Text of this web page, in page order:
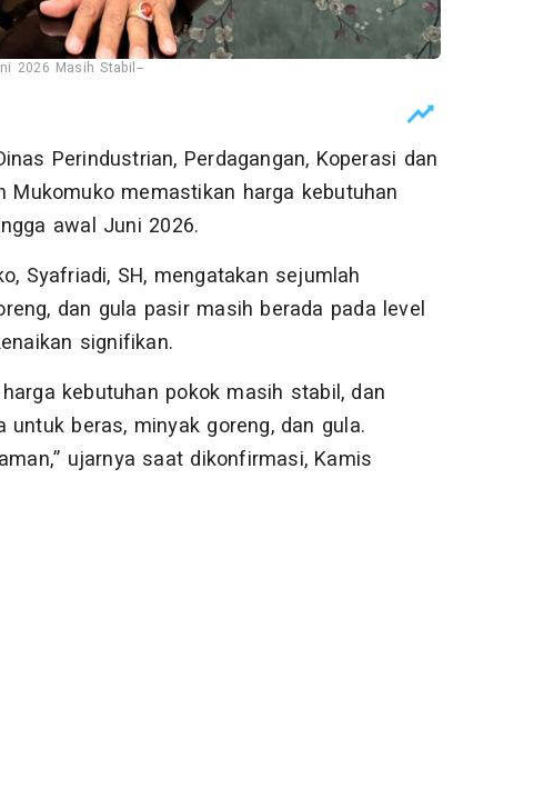
2026 Masih Stabil--
Perindustrian, Perdagangan, Koperasi dan
Mukomuko memastikan harga kebutuhan
awal Juni 2026.
Syafriadi, SH, mengatakan sejumlah
dan gula pasir masih berada pada level
signifikan.
kebutuhan pokok masih stabil, dan
beras, minyak goreng, dan gula.
ujarnya saat dikonfirmasi, Kamis